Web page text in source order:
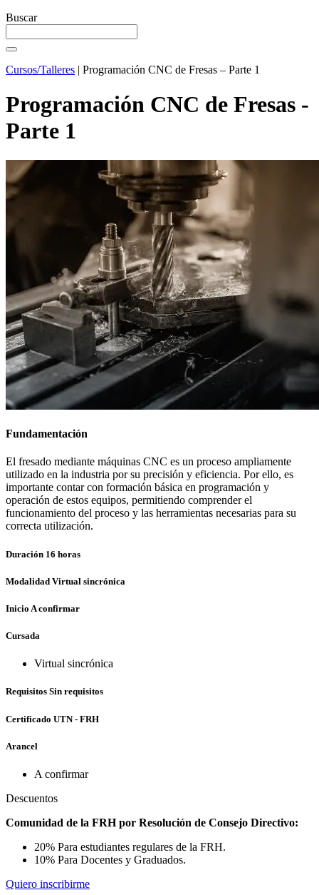
Buscar
Cursos/Talleres | Programación CNC de Fresas – Parte 1
Programación CNC de Fresas -
Parte 1
Fundamentación
El fresado mediante máquinas CNC es un proceso ampliamente
utilizado en la industria por su precisión y eficiencia. Por ello, es
importante contar con formación básica en programación y
operación de estos equipos, permitiendo comprender el
funcionamiento del proceso y las herramientas necesarias para su
correcta utilización.
Duración 16 horas
Modalidad Virtual sincrónica
Inicio A confirmar
Cursada
Virtual sincrónica
Requisitos Sin requisitos
Certificado UTN - FRH
Arancel
A confirmar
Descuentos
Comunidad de la FRH por Resolución de Consejo Directivo:
20% Para estudiantes regulares de la FRH.
10% Para Docentes y Graduados.
Quiero inscribirme